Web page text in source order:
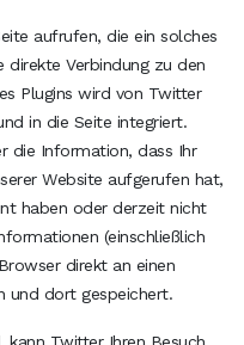
aufrufen, die ein solches
Verbindung zu den
Plugins wird von Twitter
in die Seite integriert.
die Information, dass Ihr
Website aufgerufen hat,
haben oder derzeit nicht
(einschließlich
direkt an einen
und dort gespeichert.